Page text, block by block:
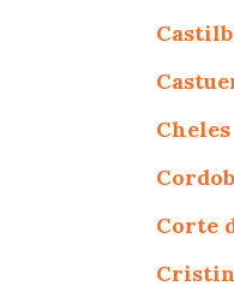
Cheles
Corte